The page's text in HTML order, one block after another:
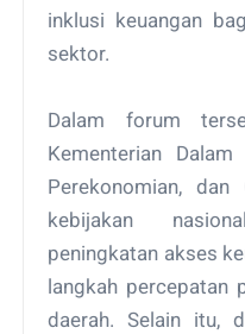
inklusi keuangan
sektor.
Dalam forum
Kementerian
Perekonomian, dan
kebijakan
peningkatan akses
langkah percepatan
daerah. Selain itu,